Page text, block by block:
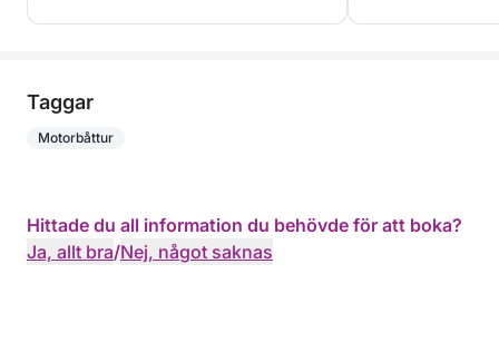
Taggar
Motorbåttur
Hittade du all information du behövde för att boka?
Ja, allt bra/Nej, något saknas